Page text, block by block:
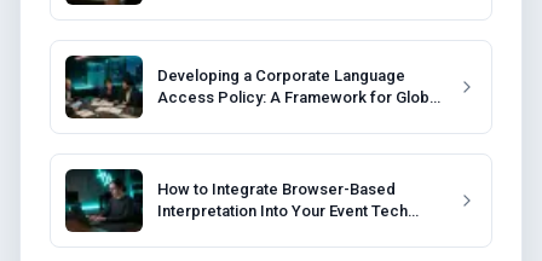
Developing a Corporate Language
Access Policy: A Framework for Global
How to Integrate Browser-Based
Interpretation Into Your Event Tech